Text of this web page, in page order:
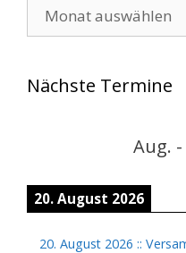
Nächste Termine
Aug.
20. August 2026
20. August 2026 ::